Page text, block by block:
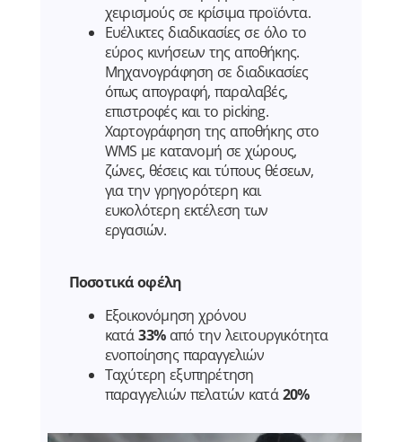
χειρισμούς σε κρίσιμα προϊόντα.
Ευέλικτες διαδικασίες σε όλο το
εύρος κινήσεων της αποθήκης.
Μηχανογράφηση σε διαδικασίες
όπως απογραφή, παραλαβές,
επιστροφές και το picking.
Χαρτογράφηση της αποθήκης στο
WMS με κατανομή σε χώρους,
ζώνες, θέσεις και τύπους θέσεων,
για την γρηγορότερη και
ευκολότερη εκτέλεση των
εργασιών.
Ποσοτικά οφέλη
Εξοικονόμηση χρόνου
κατά33% από την λειτουργικότητα
ενοποίησης παραγγελιών
Ταχύτερη εξυπηρέτηση
παραγγελιών πελατών κατά20%